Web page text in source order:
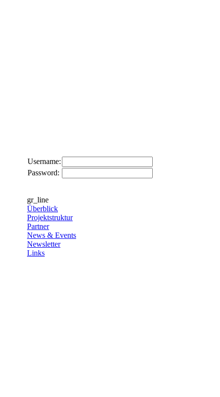
Username:
Password:
gr_line
Überblick
Projektstruktur
Partner
News & Events
Newsletter
Links